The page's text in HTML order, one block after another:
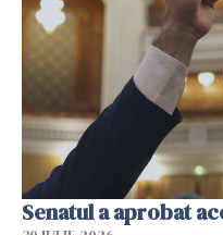
Senatul a aprobat